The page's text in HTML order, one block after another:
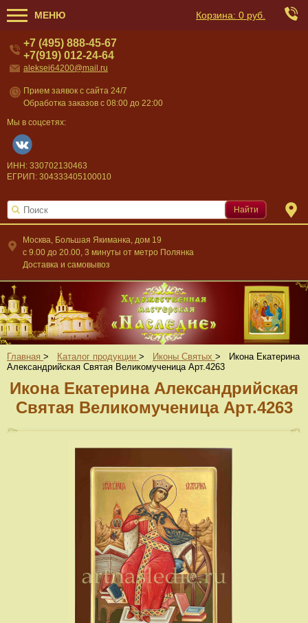
МЕНЮ Корзина: 0 руб.
Москва, Большая Якиманка, дом 19
c 9.00 до 20.00, 3 минуты от метро Полянка
Доставка и самовывоз
+7 (495) 888-45-67
+7(919) 012-24-64
aleksei64200@mail.ru
Прием заявок с сайта 24/7
Обработка заказов с 08:00 до 22:00
Мы в соцсетях:
ИНН: 330702130463
ЕГРИП: 304333405100010
Найти
Главная > Каталог продукции > Иконы Святых >
Икона Екатерина
Александрийская Святая Великомученица Арт.4263
Икона Екатерина Александрийская
Святая Великомученица Арт.4263